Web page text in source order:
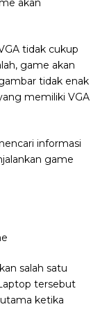
akan
tidak cukup
game akan
tidak enak
memiliki VGA
informasi
game
salah satu
tersebut
ketika